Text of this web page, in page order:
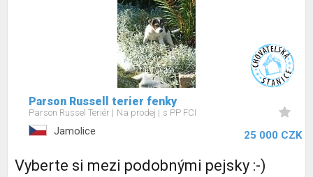
Parson Russell terier fenky
Parson Russel Teriér Na prodej s PP FCI
Jamolice 25 000 CZK
Vyberte si mezi podobnými pejsky :-)